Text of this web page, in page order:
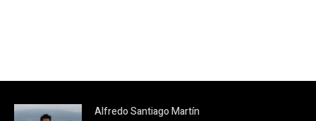
Alfredo Santiago Martín